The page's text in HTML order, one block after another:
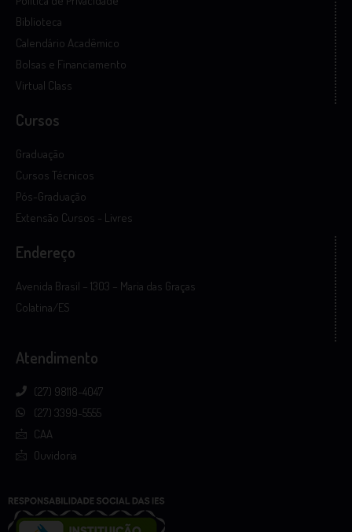
Biblioteca
Calendário Acadêmico
Bolsas e Financiamento
Virtual Class
Cursos
Graduação
Cursos Técnicos
Pós-Graduação
Extensão Cursos - Livres
Endereço
Avenida Brasil – 1303 – Maria das Graças
Colatina/ES
Atendimento
(27) 98118-4047
(27) 3399-5555
CAA
Ouvidoria